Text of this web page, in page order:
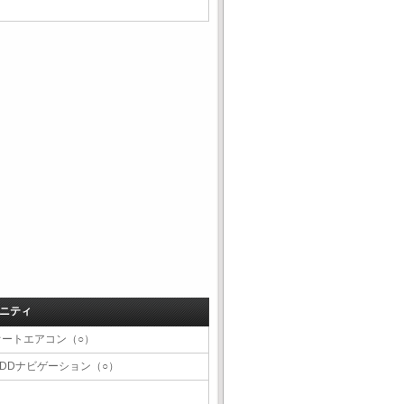
ティ
トエアコン（○）
ナビゲーション（○）